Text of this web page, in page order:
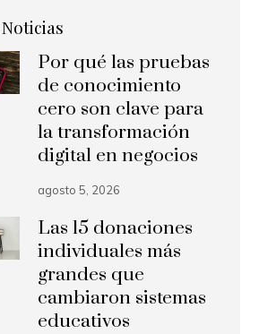
Por qué las pruebas
de conocimiento
cero son clave para
la transformación
digital en negocios
agosto 5, 2026
Las 15 donaciones
individuales más
grandes que
cambiaron sistemas
educativos